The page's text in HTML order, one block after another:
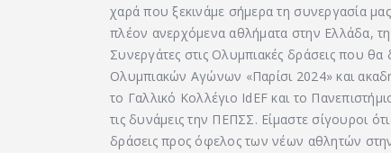
χαρά που ξεκινάμε σήμερα τη συνεργασία
πλέον ανερχόμενα αθλήματα στην Ελλάδα,
Συνεργάτες στις Ολυμπιακές δράσεις που
Ολυμπιακών Αγώνων «Παρίσι 2024» και
το Γαλλικό Κολλέγιο IdEF και το
τις δυνάμεις την ΠΕΠΣΣ. Είμαστε σίγουροι
δράσεις προς όφελος των νέων αθλητών